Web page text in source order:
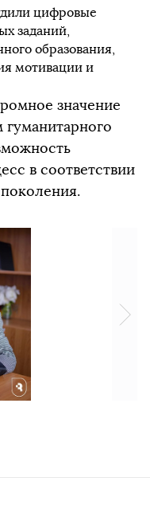
цифровые
заданий,
образования,
мотивации и
значение
в соответствии